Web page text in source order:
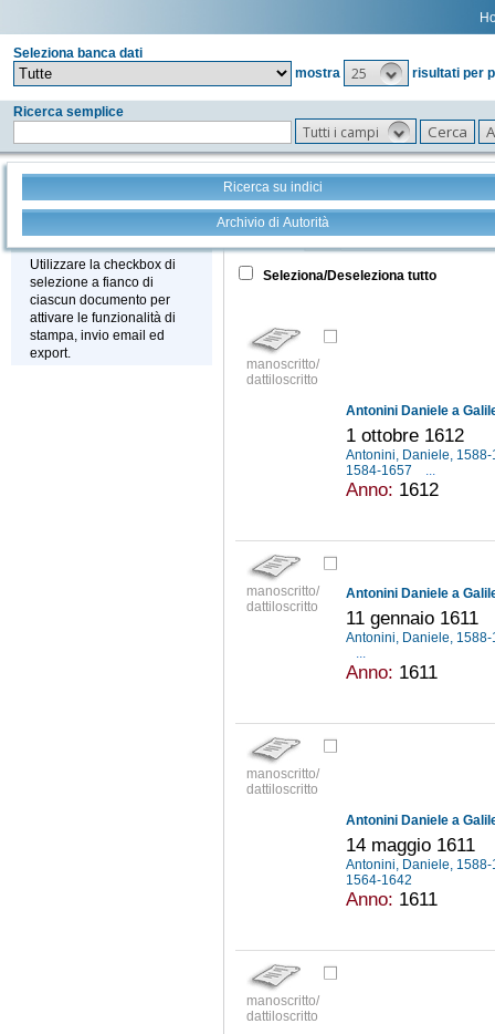
Seleziona banca dati
mostra
25 risultati per
Ricerca semplice
Tutti i campi
Ricerca su indici
Archivio di Autorità
Stampa - Email - Export
Utilizzare la checkbox di
selezione a fianco di
ciascun documento per
attivare le funzionalità di
stampa, invio email ed
export.
Tutto +
Seleziona/Deseleziona tutto
manoscritto/
dattiloscritto
Antonini Daniele a
1 ottobre 1612
Antonini, Daniele,
1584-1657
...
Anno: 1612
manoscritto/
dattiloscritto
Antonini Daniele a
11 gennaio 1611
Antonini, Daniele,
...
Anno: 1611
manoscritto/
dattiloscritto
Antonini Daniele a
14 maggio 1611
Antonini, Daniele,
1564-1642
Anno: 1611
manoscritto/
dattiloscritto